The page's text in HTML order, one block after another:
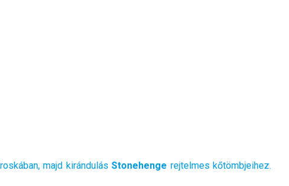
majd kirándulásStonehenge rejtelmes kőtömbjeihez.